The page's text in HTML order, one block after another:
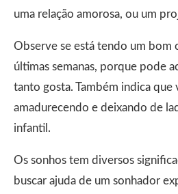
uma relação amorosa, ou um
Observe se está tendo um bom
últimas semanas, porque pode
tanto gosta. Também indica que
amadurecendo e deixando de
infantil.
Os sonhos tem diversos
buscar ajuda de um sonhador